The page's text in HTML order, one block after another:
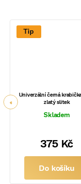
Tip
Univerzální černá
zlatý slitek
Skladem
375 Kč
Do košíku